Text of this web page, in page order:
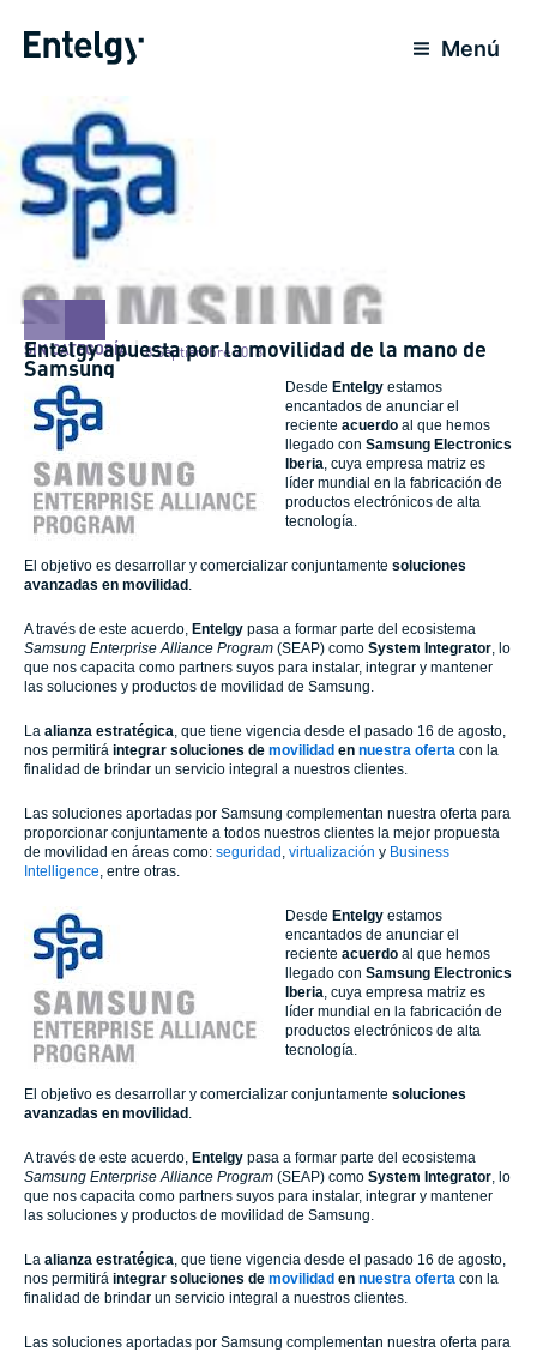
Menú
SIN CATEGORÍA 8 Septiembre 2013
Entelgy apuesta por la movilidad de la mano de
Samsung
Desde Entelgy estamos
encantados de anunciar el
reciente acuerdo al que hemos
llegado con Samsung Electronics
Iberia, cuya empresa matriz es
líder mundial en la fabricación de
productos electrónicos de alta
tecnología.
El objetivo es desarrollar y comercializar conjuntamente soluciones
avanzadas en movilidad .
A través de este acuerdo, Entelgy pasa a formar parte del ecosistema
Samsung Enterprise Alliance Program (SEAP) como System Integrator, lo
que nos capacita como partners suyos para instalar, integrar y mantener
las soluciones y productos de movilidad de Samsung.
La alianza estratégica, que tiene vigencia desde el pasado 16 de agosto,
nos permitirá integrar soluciones de movilidad en nuestra oferta con la
finalidad de brindar un servicio integral a nuestros clientes.
Las soluciones aportadas por Samsung complementan nuestra oferta para
proporcionar conjuntamente a todos nuestros clientes la mejor propuesta
de movilidad en áreas como: seguridad , virtualización y Business
Intelligence, entre otras.
Desde Entelgy estamos
encantados de anunciar el
reciente acuerdo al que hemos
llegado con Samsung Electronics
Iberia, cuya empresa matriz es
líder mundial en la fabricación de
productos electrónicos de alta
tecnología.
El objetivo es desarrollar y comercializar conjuntamente soluciones
avanzadas en movilidad .
A través de este acuerdo, Entelgy pasa a formar parte del ecosistema
Samsung Enterprise Alliance Program (SEAP) como System Integrator, lo
que nos capacita como partners suyos para instalar, integrar y mantener
las soluciones y productos de movilidad de Samsung.
La alianza estratégica, que tiene vigencia desde el pasado 16 de agosto,
nos permitirá integrar soluciones de movilidad en nuestra oferta con la
finalidad de brindar un servicio integral a nuestros clientes.
Las soluciones aportadas por Samsung complementan nuestra oferta para